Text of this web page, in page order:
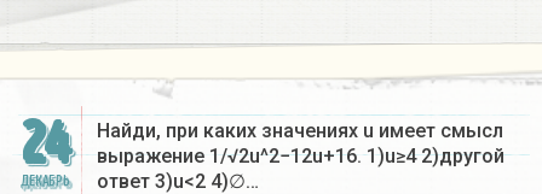
24
ДЕКАБРЬ
Найди, при каких значениях u имеет смысл
выражение 1/√2u^2−12u+16. 1)u≥4 2)другой
ответ 3)u<2 4)∅…